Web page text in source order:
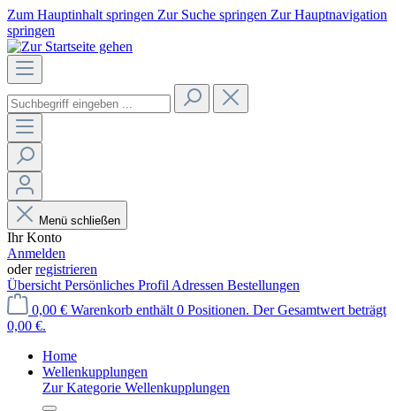
Zum Hauptinhalt springen Zur Suche springen Zur Hauptnavigation
springen
Menü schließen
Ihr Konto
Anmelden
oderregistrieren
Übersicht Persönliches Profil Adressen Bestellungen
0,00 € Warenkorb enthält 0 Positionen. Der Gesamtwert beträgt
0,00 €.
Home
Wellenkupplungen
Zur Kategorie Wellenkupplungen